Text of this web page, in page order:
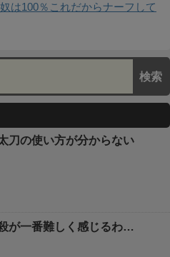
は100％これだからナーフして
刀の使い方が分からない
が一番難しく感じるわ…